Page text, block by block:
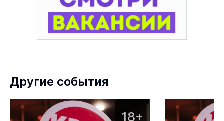
Другие события
18+